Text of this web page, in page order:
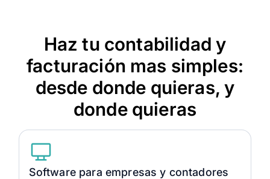
Haz tu contabilidad y
facturación mas simples:
desde donde quieras, y
donde quieras
Software para empresas y contadores